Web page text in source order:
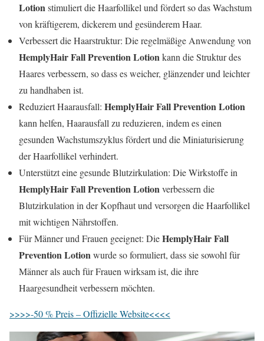
Lotionstimuliert die Haarfollikel und fördert so das Wachstum
von kräftigerem, dickerem und gesünderem Haar.
Verbessert die Haarstruktur: Die regelmäßige Anwendung von
HemplyHair Fall Prevention Lotionkann die Struktur des
Haares verbessern, so dass es weicher, glänzender und leichter
zu handhaben ist.
Reduziert Haarausfall: HemplyHair Fall Prevention Lotion
kann helfen, Haarausfall zu reduzieren, indem es einen
gesunden Wachstumszyklus fördert und die Miniaturisierung
der Haarfollikel verhindert.
Unterstützt eine gesunde Blutzirkulation: Die Wirkstoffe in
HemplyHair Fall Prevention Lotionverbessern die
Blutzirkulation in der Kopfhaut und versorgen die Haarfollikel
mit wichtigen Nährstoffen.
Für Männer und Frauen geeignet: DieHemplyHair Fall
Prevention Lotionwurde so formuliert, dass sie sowohl für
Männer als auch für Frauen wirksam ist, die ihre
Haargesundheit verbessern möchten.
>>>>-50 % Preis – Offizielle Website<<<<